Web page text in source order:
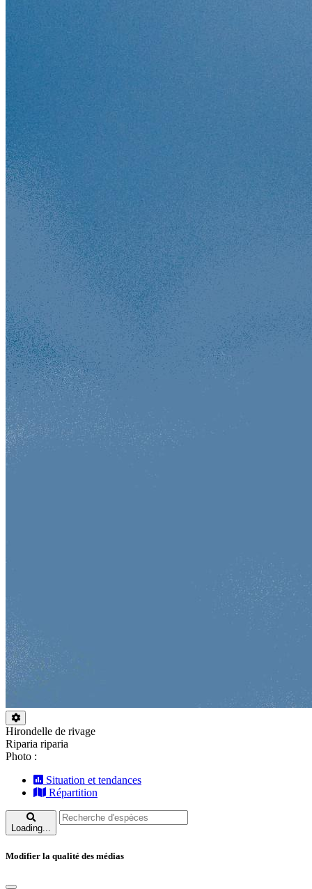
Hirondelle de rivage
Riparia riparia
Photo :
Situation et tendances
Répartition
Loading...
Modifier la qualité des médias